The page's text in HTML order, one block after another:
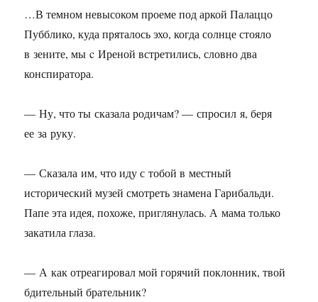
…В темном невысоком проеме под аркой Палаццо
Пубблико, куда пряталось эхо, когда солнце стояло
в зените, мы c Иреной встретились, словно два
конспиратора.
— Ну, что ты сказала родичам? — спросил я, беря
ее за руку.
— Сказала им, что иду с тобой в местный
исторический музей смотреть знамена Гарибальди.
Папе эта идея, похоже, приглянулась. А мама только
закатила глаза.
— А как отреагировал мой горячий поклонник, твой
бдительный брательник?